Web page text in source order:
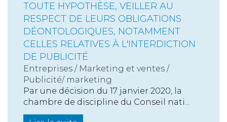
TOUTE HYPOTHÈSE, VEILLER AU
RESPECT DE LEURS OBLIGATIONS
DÉONTOLOGIQUES, NOTAMMENT
CELLES RELATIVES À L'INTERDICTION
DE PUBLICITÉ
Entreprises / Marketing et ventes /
Publicité/ marketing
Par une décision du 17 janvier 2020, la
chambre de discipline du Conseil nati...